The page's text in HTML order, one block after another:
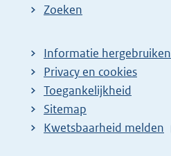
Zoeken
Informatie hergebruiken
Privacy en cookies
Toegankelijkheid
Sitemap
E
Kwetsbaarheid melden